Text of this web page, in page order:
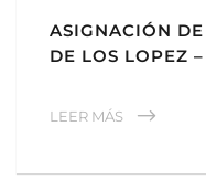
ASIGNACIÓN
DE LOS LOPEZ
LEER MÁS